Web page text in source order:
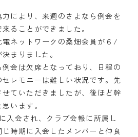
により、来週のさよなら例会を
ることができました。
ネットワークの桑畑会員が６/
まりました。
会は欠席となっており、日程の
レモニーは難しい状況です。先
ていただきましたが、後ほど幹
います。
入会され、クラブ会報に所属し
時期に入会したメンバーと仲良